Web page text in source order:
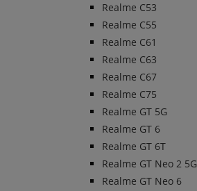
Realme C53
Realme C55
Realme C61
Realme C63
Realme C67
Realme C75
Realme GT 5G
Realme GT 6
Realme GT 6T
Realme GT Neo 2 5G
Realme GT Neo 6